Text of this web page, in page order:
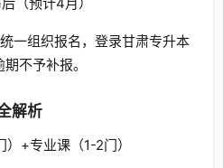
一组织报名，登录甘肃专升本
不予补报。
解析
）+专业课（1-2门）